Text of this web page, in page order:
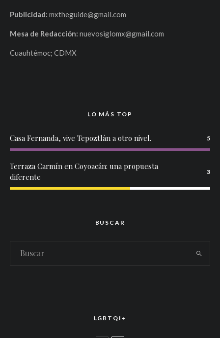
Publicidad: mxtheguide@gmail.com
Mesa de Redacción: nuevosiglomx@gmail.com
Cuauhtémoc; CDMX
LO MÁS TOP
Casa Fernanda, vive Tepoztlán a otro nivel. 5
Terraza Carmín en Coyoacán: una propuesta
diferente
3
BUSCAR
LGBTQI+